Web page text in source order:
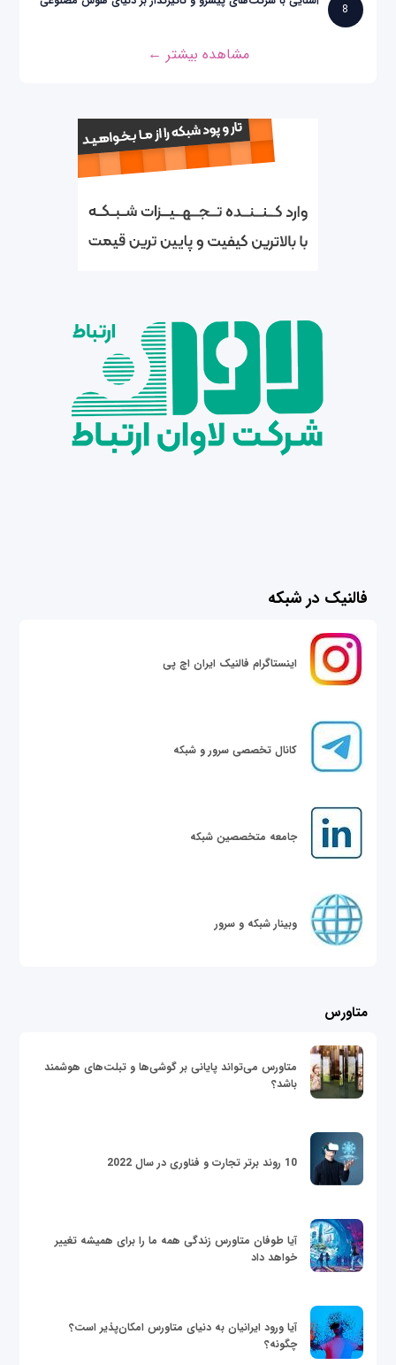
8
مشاهده بیشتر ←
فالنیک در شبکه
اینستاگرام فالنیک ایران اچ پی
کانال تخصصی سرور و شبکه
جامعه متخصصین شبکه
وبینار شبکه و سرور
متاورس
متاورس می‌تواند پایانی بر گوشی‌ها و تبلت‌های هوشمند
باشد؟
10 روند برتر تجارت و فناوری در سال 2022
آیا طوفان متاورس زندگی همه ما را برای همیشه تغییر
خواهد داد
آیا ورود ایرانیان به دنیای متاورس امکان‌پذیر است؟
چگونه؟